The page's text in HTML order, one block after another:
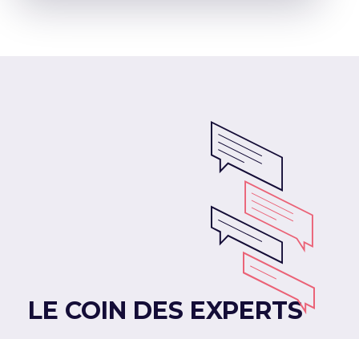
LE COIN DES EXPERTS